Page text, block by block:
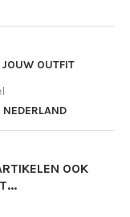
OUTFIT
OOK